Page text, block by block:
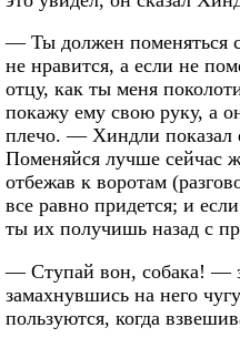
— Ты должен поменяться
не нравится, а если не
отцу, как ты меня
покажу ему свою руку, а
плечо. — Хиндли показал
Поменяйся лучше сейчас
отбежав к воротам
все равно придется; и
ты их получишь назад с
— Ступай вон, собака! —
замахнувшись на него
пользуются, когда